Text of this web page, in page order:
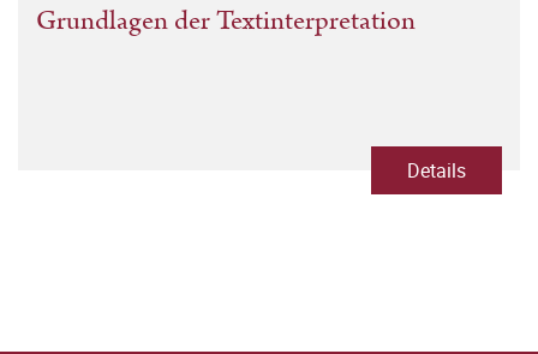
Grundlagen der Textinterpretation
Details